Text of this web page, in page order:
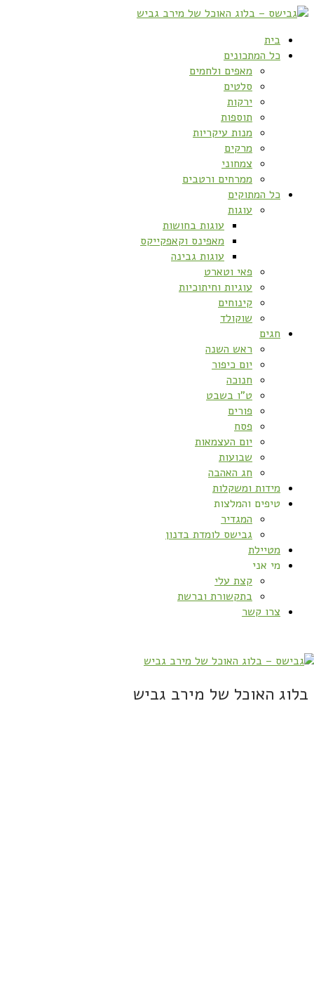
בית
כל המתכונים
מאפים ולחמים
סלטים
ירקות
תוספות
מנות עיקריות
מרקים
צמחוני
ממרחים ורטבים
כל המתוקים
עוגות
עוגות בחושות
מאפינס וקאפקייקס
עוגות גבינה
פאי וטארט
עוגיות וחיתוכיות
קינוחים
שוקולד
חגים
ראש השנה
יום כיפור
חנוכה
ט”ו בשבט
פורים
פסח
יום העצמאות
שבועות
חג האהבה
מידות ומשקלות
טיפים והמלצות
המגדיר
גבישס לומדת בדנון
מטיילת
מי אני
קצת עלי
בתקשורת וברשת
צרו קשר
בלוג האוכל של מירב גביש